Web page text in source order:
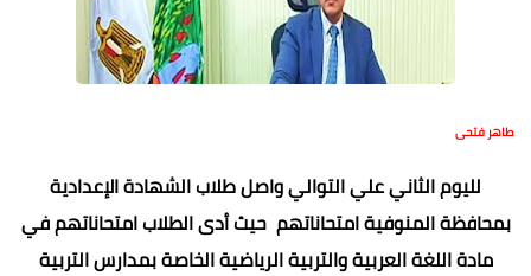
طاهر فتحى
لليوم الثاني علي التوالي واصل طلاب الشهادة الإعدادية
بمحافظة المنوفية امتحاناتهم حيث أدى الطلاب امتحاناتهم في
مادة اللغة العربية والتربية الرياضية الخاصة بمدارس التربية